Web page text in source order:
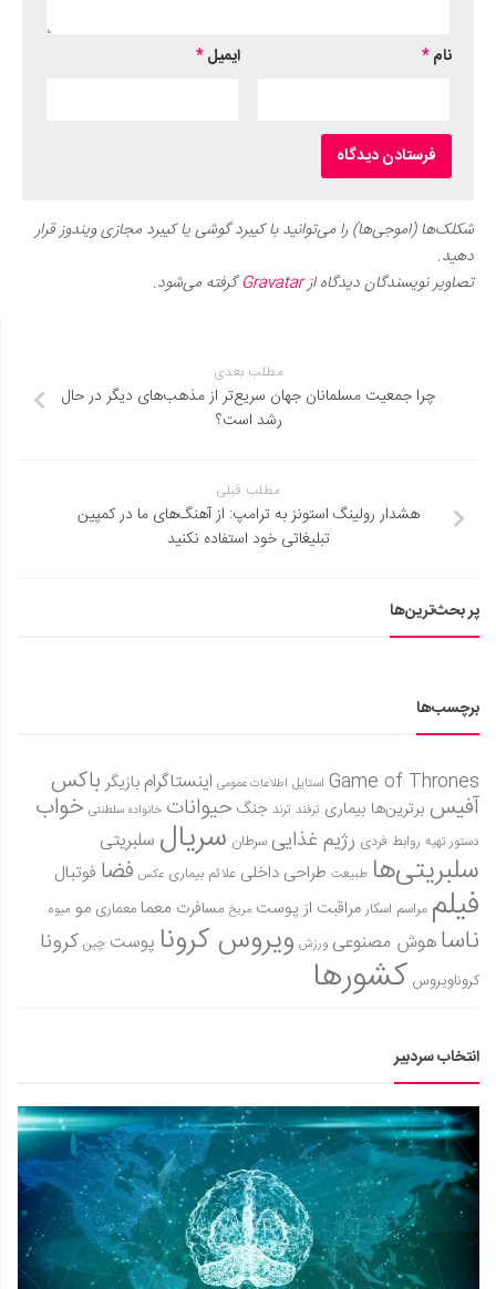
نام* ایمیل*
شکلک‌ها (اموجی‌ها) را می‌توانید با کیبرد گوشی یا کیبرد مجازی ویندوز قرار
دهید.
تصاویر نویسندگان دیدگاه ازGravatarگرفته می‌شود.
مطلب بعدی
چرا جمعیت مسلمانان جهان سریع‌تر از مذهب‌های دیگر در حال
رشد است؟
مطلب قبلی
هشدار رولینگ استونز به ترامپ: از آهنگ‌های ما در کمپین
تبلیغاتی خود استفاده نکنید
پر بحث‌ترین‌ها
برچسب‌ها
Game of Thrones استایل اطلاعات عمومی اینستاگرام بازیگر باکس
آفیس برترین‌ها بیماری ترفند ترند جنگ حیوانات خانواده سلطنتی خواب
دستور تهیه روابط فردی رژیم غذاییسرطان سریال سلبریتی
سلبریتی‌ها طبیعت طراحی داخلی علائم بیماری عکس فضا فوتبال
فیلم مراسم اسکارمراقبت از پوست مریخ مسافرت معمامعماری مو میوه
ناساهوش مصنوعی ورزش ویروس کرونا پوست چین کرونا
کروناویروس کشورها
انتخاب سردبیر